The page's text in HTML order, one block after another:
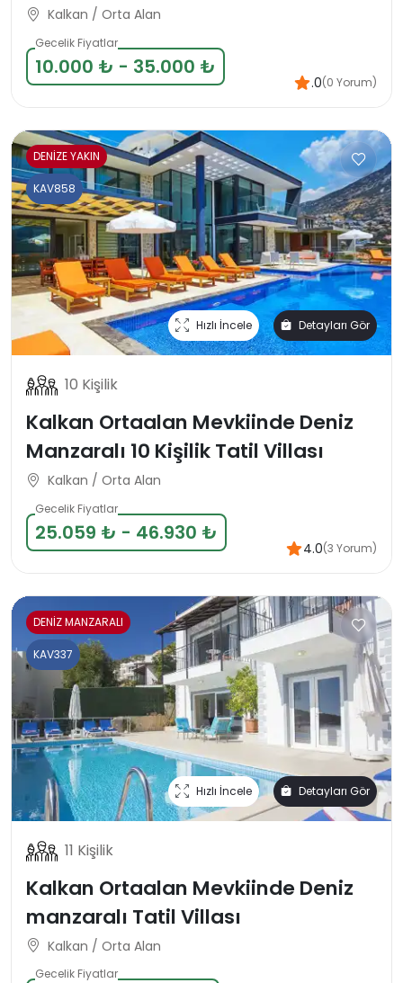
Kalkan / Orta Alan
Gecelik Fiyatlar
10.000 ₺ - 35.000 ₺
.0(0 Yorum)
DENİZE YAKIN
Hızlı İncele Detayları Gör
KAV858
10 Kişilik
Kalkan Ortaalan Mevkiinde Deniz
Manzaralı 10 Kişilik Tatil Villası
Kalkan / Orta Alan
Gecelik Fiyatlar
25.059 ₺ - 46.930 ₺
4.0(3 Yorum)
DENİZ MANZARALI
Hızlı İncele Detayları Gör
KAV337
11 Kişilik
Kalkan Ortaalan Mevkiinde Deniz
manzaralı Tatil Villası
Kalkan / Orta Alan
Gecelik Fiyatlar